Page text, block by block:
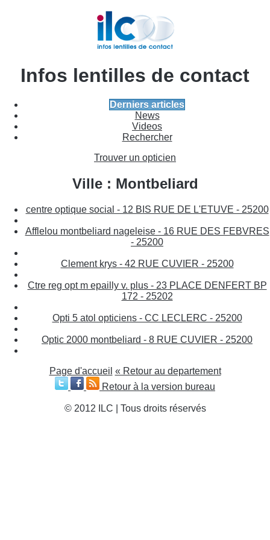
Infos lentilles de contact
Derniers articles
News
Videos
Rechercher
Trouver un opticien
Ville : Montbeliard
centre optique social - 12 BIS RUE DE L'ETUVE - 25200
Afflelou montbeliard nageleise - 16 RUE DES FEBVRES
- 25200
Clement krys - 42 RUE CUVIER - 25200
Ctre reg opt m epailly v. plus - 23 PLACE DENFERT BP
172 - 25202
Opti 5 atol opticiens - CC LECLERC - 25200
Optic 2000 montbeliard - 8 RUE CUVIER - 25200
Page d'accueil « Retour au departement
Retour à la version bureau
© 2012 ILC | Tous droits réservés